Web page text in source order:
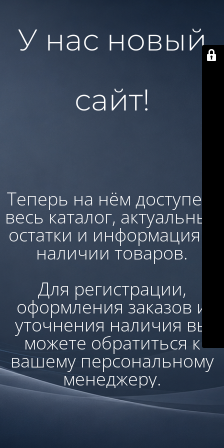
У нас новый
сайт!
Теперь на нём доступен:
весь каталог, актуальные
остатки и информация о
наличии товаров.
Для регистрации,
оформления заказов и
уточнения наличия вы
можете обратиться к
вашему персональному
менеджеру.